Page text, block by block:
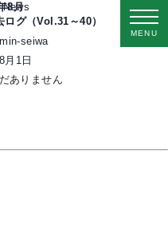
MENU
8月
News
グ（Vol.31～40）
seiwa
月1日
ありません